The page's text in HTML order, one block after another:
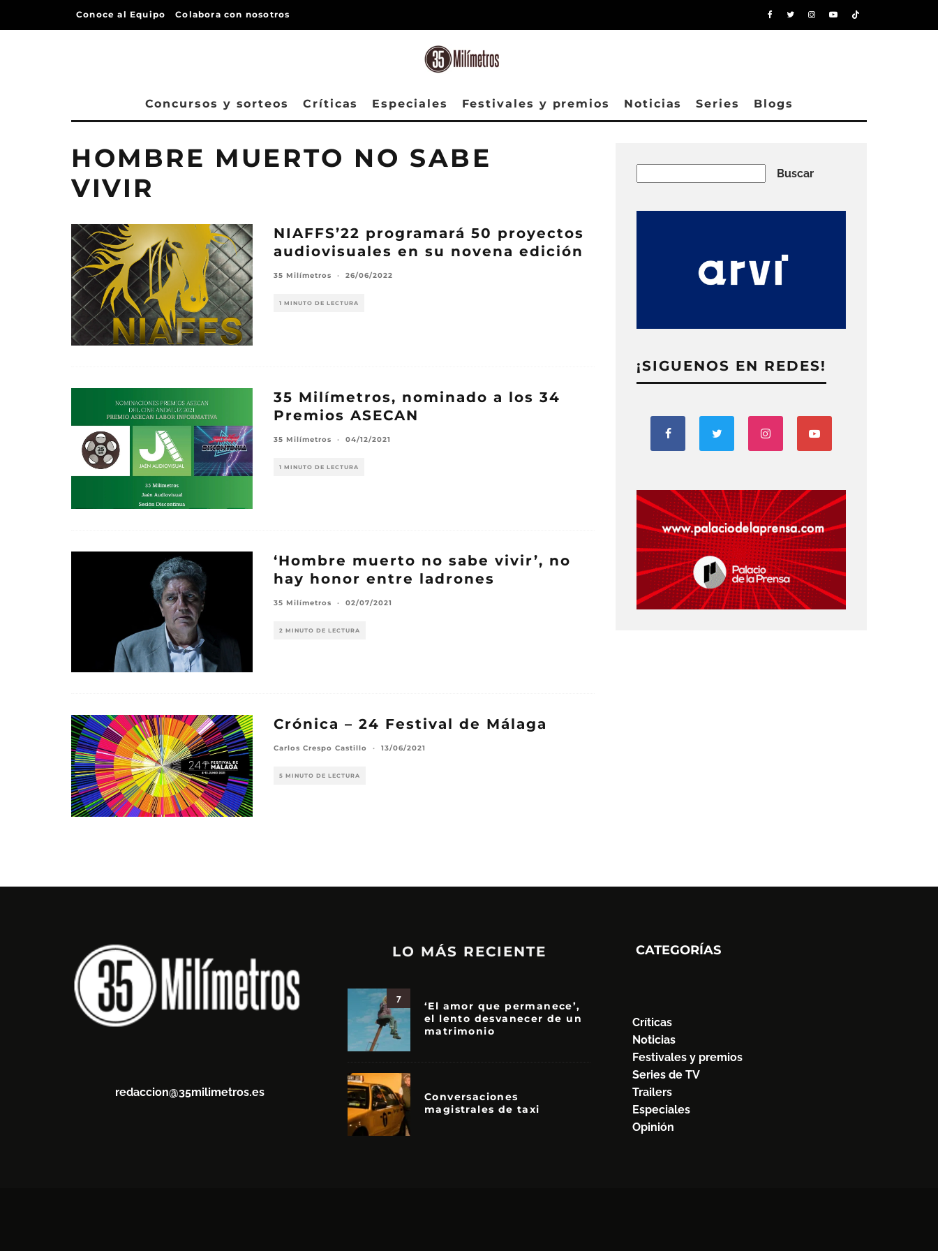
Conoce al Equipo Colabora con nosotros
Concursos y sorteos Críticas Especiales Festivales y premios Noticias Series Blogs
HOMBRE MUERTO NO SABE
VIVIR
NIAFFS’22 programará 50 proyectos
audiovisuales en su novena edición
35 Milímetros · 26/06/2022
1 MINUTO DE LECTURA
35 Milímetros, nominado a los 34
Premios ASECAN
35 Milímetros · 04/12/2021
1 MINUTO DE LECTURA
‘Hombre muerto no sabe vivir’, no
hay honor entre ladrones
35 Milímetros · 02/07/2021
2 MINUTO DE LECTURA
Crónica – 24 Festival de Málaga
Carlos Crespo Castillo · 13/06/2021
5 MINUTO DE LECTURA
Buscar
¡SIGUENOS EN REDES!
redaccion@35milimetros.es
LO MÁS RECIENTE
7
‘El amor que permanece’,
el lento desvanecer de un
matrimonio
Conversaciones
magistrales de taxi
CATEGORÍAS
Críticas
Noticias
Festivales y premios
Series de TV
Trailers
Especiales
Opinión